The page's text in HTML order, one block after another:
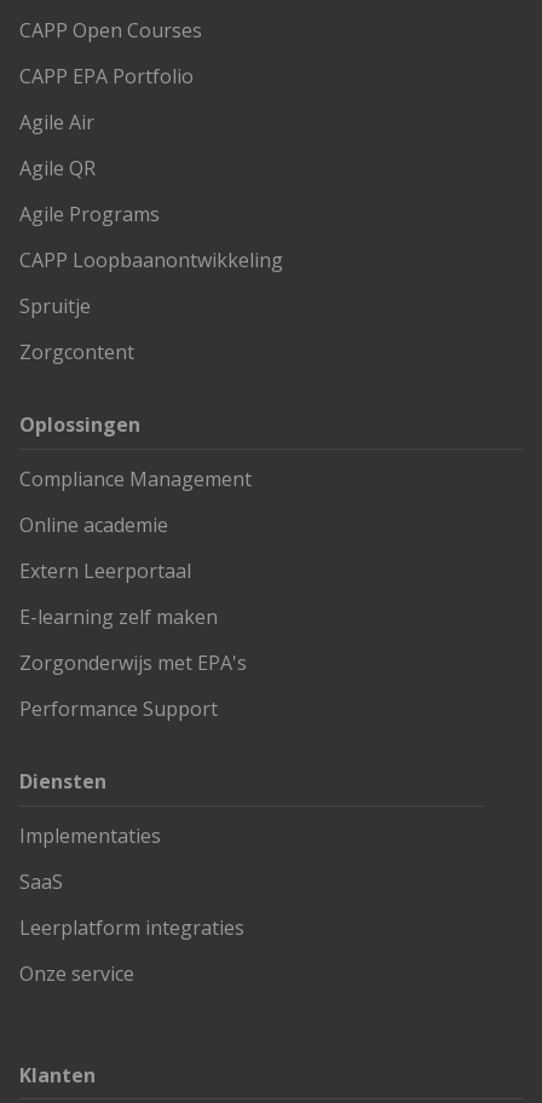
CAPP Open Courses
CAPP EPA Portfolio
Agile Air
Agile QR
Agile Programs
CAPP Loopbaanontwikkeling
Spruitje
Zorgcontent
Oplossingen
Compliance Management
Online academie
Extern Leerportaal
E-learning zelf maken
Zorgonderwijs met EPA's
Performance Support
Diensten
Implementaties
SaaS
Leerplatform integraties
Onze service
Klanten